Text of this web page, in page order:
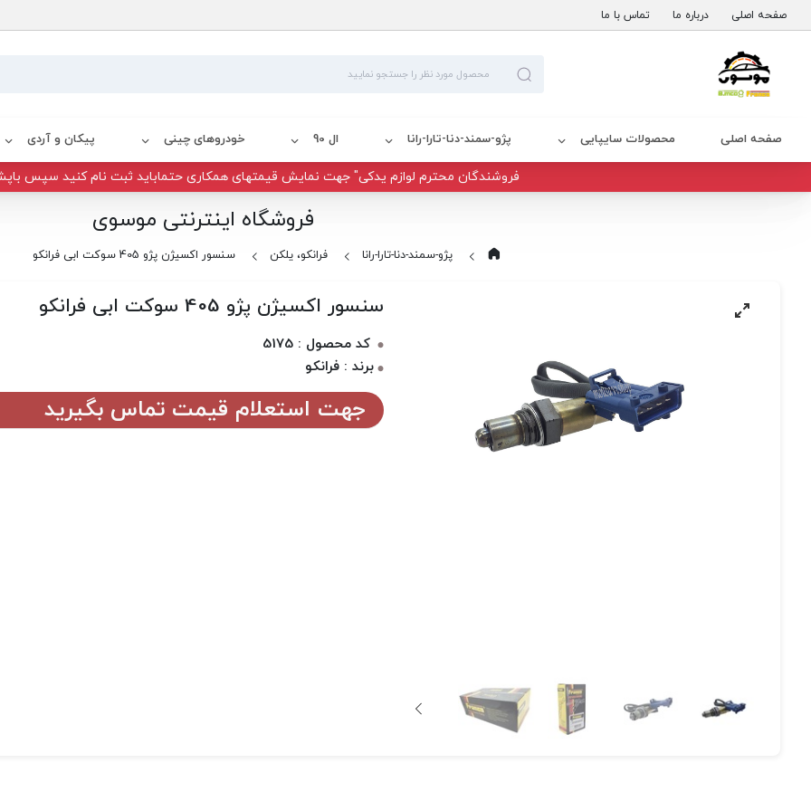
صفحه اصلی درباره ما تماس با ما
صفحه اصلی محصولات سایپایی پژو-سمند-دنا-تارا-رانا ال 90 خودروهای چینی پیکان و آردی
فروشندگان محترم لوازم یدکی" جهت نمایش قیمتهای همکاری حتماباید ثبت نام کنید سپس
فروشگاه اینترنتی موسوی
پژو-سمند-دنا-تارا-رانا فرانکو، یلکن سنسور اکسیژن پژو 405 سوکت ابی فرانکو
سنسور اکسیژن پژو 405 سوکت ابی فرانکو
کد محصول : 5175
برند : فرانکو
جهت استعلام قیمت تماس بگیرید